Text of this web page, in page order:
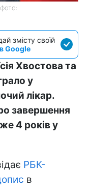
змісту своїй
Google
Хвостова та
у
лікар.
завершення
4 років у
РБК-
в